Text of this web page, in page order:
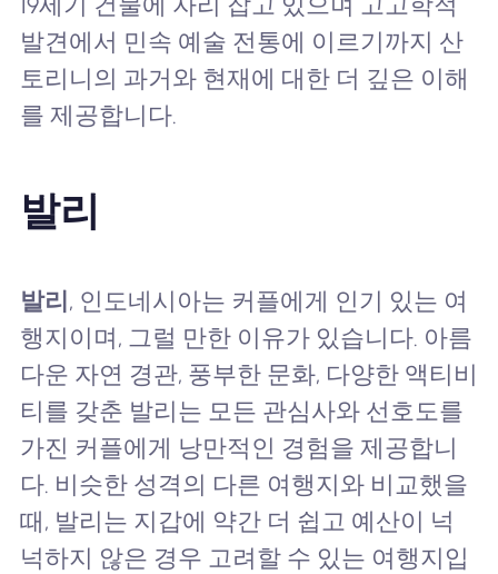
발견에서 민속 예술 전통에 이르기까지 산
토리니의 과거와 현재에 대한 더 깊은 이해
를 제공합니다.
발리
발리 , 인도네시아는 커플에게 인기 있는 여
행지이며, 그럴 만한 이유가 있습니다. 아름
다운 자연 경관, 풍부한 문화, 다양한 액티비
티를 갖춘 발리는 모든 관심사와 선호도를
가진 커플에게 낭만적인 경험을 제공합니
다. 비슷한 성격의 다른 여행지와 비교했을
때, 발리는 지갑에 약간 더 쉽고 예산이 넉
넉하지 않은 경우 고려할 수 있는 여행지입